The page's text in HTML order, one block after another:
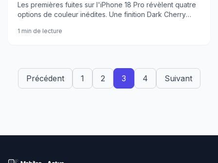
Les premières fuites sur l'iPhone 18 Pro révèlent quatre
options de couleur inédites. Une finition Dark Cherry
1 min de lecture
Précédent 1 2 3 4 Suivant